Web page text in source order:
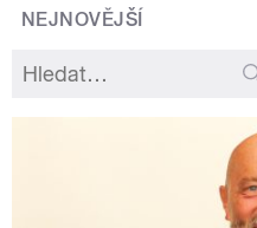
NEJNOVĚJŠÍ